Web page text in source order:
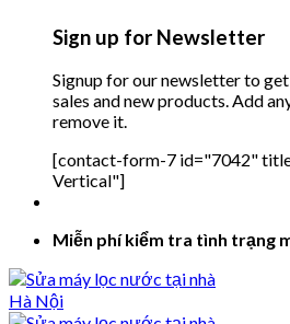
Sign up for Newsletter
Signup for our newsletter to
sales and new products. Add
remove it.
[contact-form-7 id="7042"
Vertical"]
Miễn phí kiểm tra tình trạng